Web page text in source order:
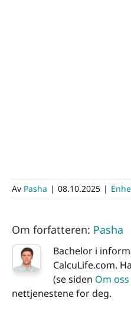
Av Pasha | 08.10.2025 |
Om forfatteren: Pasha
Bachelor i
CalcuLife.com.
(se siden Om oss
nettjenestene for deg.